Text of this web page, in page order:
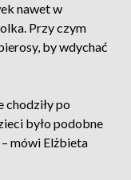
nawet w
Przy czym
by wdychać
chodziły po
było podobne
mówi Elżbieta